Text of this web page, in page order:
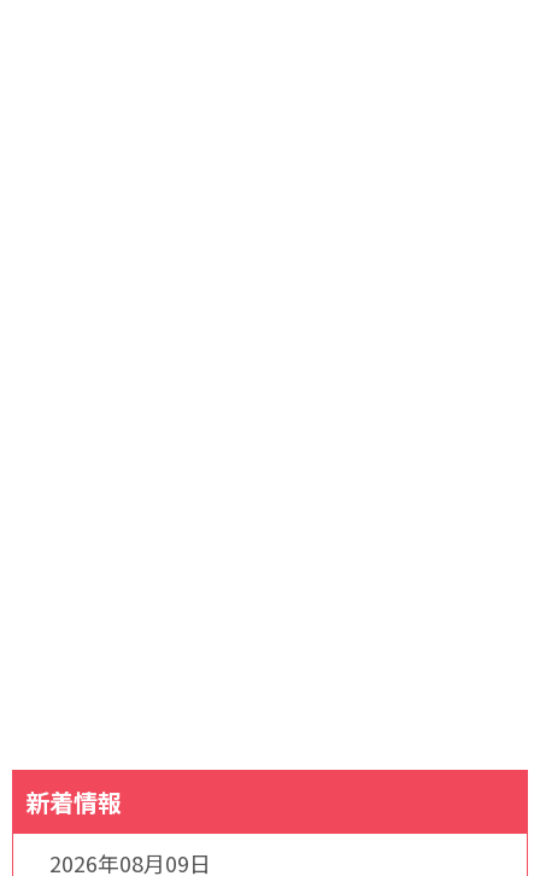
新着情報
2026年08月09日